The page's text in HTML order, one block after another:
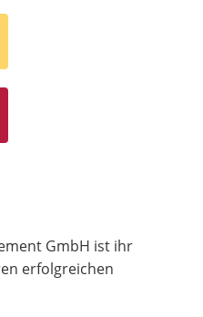
GmbH ist ihr
erfolgreichen